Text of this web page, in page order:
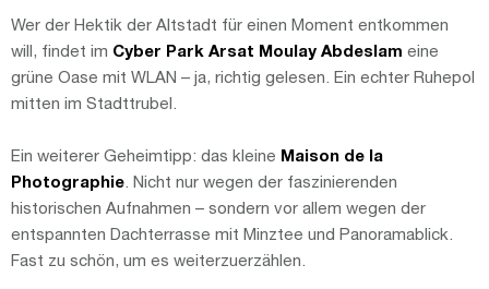
Wer der Hektik der Altstadt für einen Moment entkommen
will, findet im Cyber Park Arsat Moulay Abdeslam eine
grüne Oase mit WLAN – ja, richtig gelesen. Ein echter Ruhepol
mitten im Stadttrubel.
Ein weiterer Geheimtipp: das kleine Maison de la
Photographie . Nicht nur wegen der faszinierenden
historischen Aufnahmen – sondern vor allem wegen der
entspannten Dachterrasse mit Minztee und Panoramablick.
Fast zu schön, um es weiterzuerzählen.